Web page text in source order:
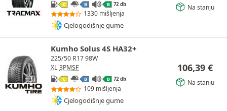
C B B 72 db
1330 mišljenja
Cjelogodišnje gume
Na stanju
Kumho Solus 4S HA32+
225/50 R17 98W
XL 3PMSF
C B B 72 db
109 mišljenja
Cjelogodišnje gume
106,39 €
Na stanju